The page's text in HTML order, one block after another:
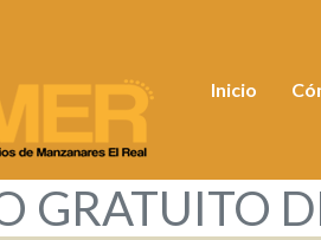
Inicio
GRATUITO